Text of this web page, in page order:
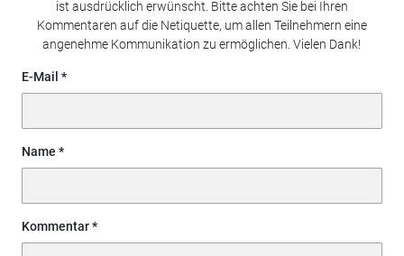
ist ausdrücklich erwünscht. Bitte achten Sie bei Ihren
Kommentaren auf die Netiquette, um allen Teilnehmern eine
angenehme Kommunikation zu ermöglichen. Vielen Dank!
E-Mail
Name
Kommentar